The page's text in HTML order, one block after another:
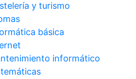
y turismo
básica
informático